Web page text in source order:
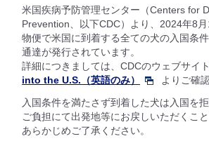
米国疾病予防管理センター（Centers for
Prevention、以下CDC）より、2024年8
物便で米国に到着する全ての犬の入国条件
通達が発行されています。
詳細につきましては、CDCのウェブサイト
into the U.S.（英語のみ）
よりご確
入国条件を満たさず到着した犬は入国を
ご負担にて出発地等にお戻しいただくこと
あらかじめご了承ください。